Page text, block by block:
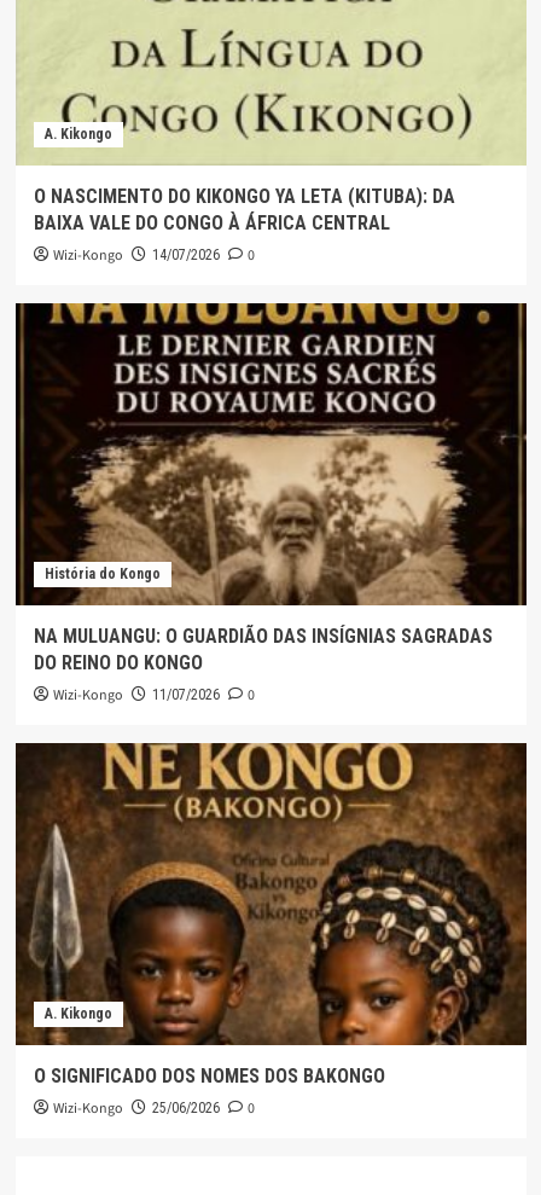
A. Kikongo
O NASCIMENTO DO KIKONGO YA LETA (KITUBA): DA
BAIXA VALE DO CONGO À ÁFRICA CENTRAL
Wizi-Kongo 14/07/2026 0
História do Kongo
NA MULUANGU: O GUARDIÃO DAS INSÍGNIAS SAGRADAS
DO REINO DO KONGO
Wizi-Kongo 11/07/2026 0
A. Kikongo
O SIGNIFICADO DOS NOMES DOS BAKONGO
Wizi-Kongo 25/06/2026 0